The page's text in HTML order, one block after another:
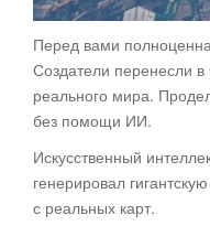
Перед вами
Создатели перенесли в
реального мира.
без помощи ИИ.
Искусственный
генерировал
с реальных карт.